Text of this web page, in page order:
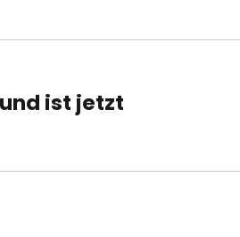
ist jetzt